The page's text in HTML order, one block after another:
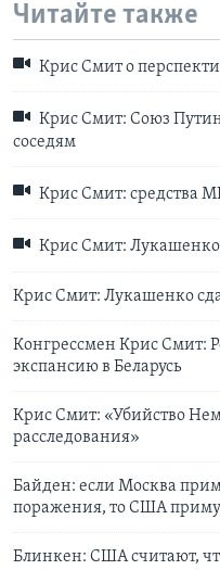
Читайте также
Крис Смит о
Крис Смит: Союз
соседям
Крис Смит: средства
Крис Смит: Лукашенко
Крис Смит: Лукашенко
Конгрессмен Крис Смит:
экспансию в Беларусь
Крис Смит: «Убийство
расследования»
Байден: если Москва
поражения, то США
Блинкен: США считают,